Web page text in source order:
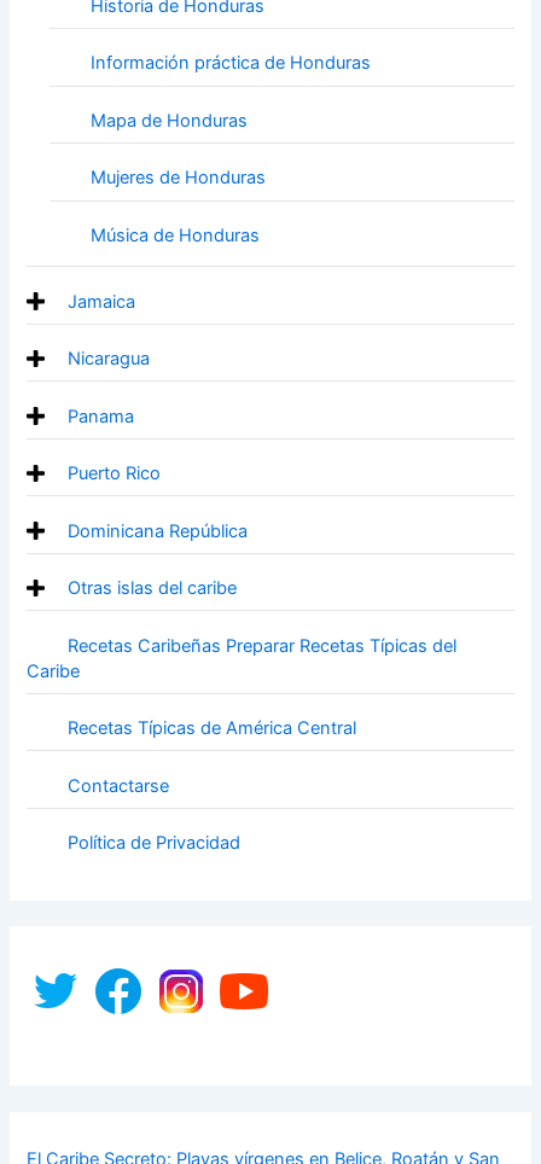
Historia de Honduras
Información práctica de Honduras
Mapa de Honduras
Mujeres de Honduras
Música de Honduras
Jamaica
Nicaragua
Panama
Puerto Rico
Dominicana República
Otras islas del caribe
Recetas Caribeñas Preparar Recetas Típicas del
Caribe
Recetas Típicas de América Central
Contactarse
Política de Privacidad
El Caribe Secreto: Playas vírgenes en Belice, Roatán y San